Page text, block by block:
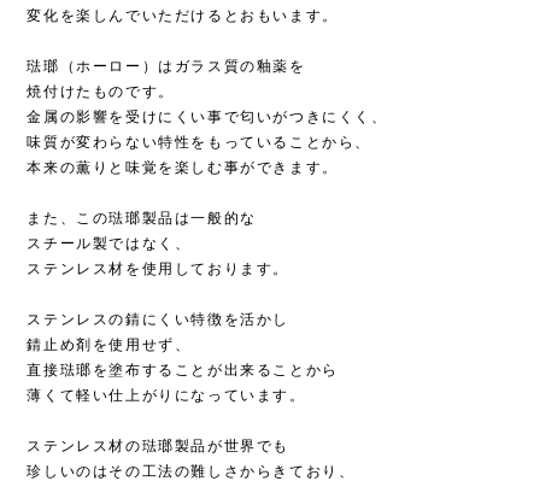
変化を楽しんでいただけるとおもいます。
琺瑯（ホーロー）はガラス質の釉薬を
焼付けたものです。
金属の影響を受けにくい事で匂いがつきにくく、
味質が変わらない特性をもっていることから、
本来の薫りと味覚を楽しむ事ができます。
また、この琺瑯製品は一般的な
スチール製ではなく、
ステンレス材を使用しております。
ステンレスの錆にくい特徴を活かし
錆止め剤を使用せず、
直接琺瑯を塗布することが出来ることから
薄くて軽い仕上がりになっています。
ステンレス材の琺瑯製品が世界でも
珍しいのはその工法の難しさからきており、